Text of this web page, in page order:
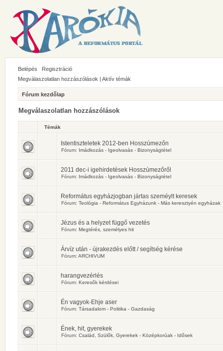
Belépés
Regisztráció
Megválaszolatlan hozzászólások | Aktív témák
Fórum kezdőlap
Megválaszolatlan hozzászólások
Témák
Istentiszteletek 2012-ben Hosszúmezőn
Fórum: Imádkozás - Igeolvasás - Bizonyságtétel
2011 dec-i igehirdetések Hosszúmezőről
Fórum: Imádkozás - Igeolvasás - Bizonyságtétel
Református egyházjogban jártas szeméylt keresek
Fórum: Teológia - Református Egyházunk - Más keresztyén egyházak
Jézus és a helyzet függő vezetés
Fórum: Megtérés, személyes hit
Árvíz után - újrakezdés előtt / segítség kérése
Fórum: ARCHIVUM
harangvezérlés
Fórum: Keresők kérdései
Én vagyok-Ehje aser
Fórum: Társadalom - Politika - Gazdaság
Ének, hit, gyerekek
Fórum: Család, Szülők, Gyerekek - Középkorúak - Idősek